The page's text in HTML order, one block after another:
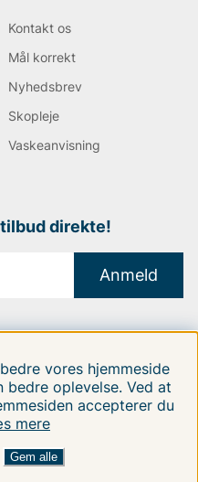
SORTER EFTER:
Kontakt os
Mål korrekt
Nyhedsbrev
Skopleje
Vaskeanvisning
direkte!
Anmeld
vores hjemmeside
oplevelse. Ved at
accepterer du
mere
Gem alle